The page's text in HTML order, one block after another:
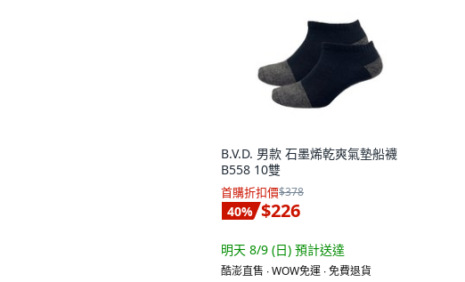
B.V.D. 男款 石墨烯乾爽氣墊船襪
B558 10雙
首購折扣價$378
40% $226
明天 8/9 (日) 預計送達
酷澎直售 ∙ WOW免運 ∙ 免費退貨